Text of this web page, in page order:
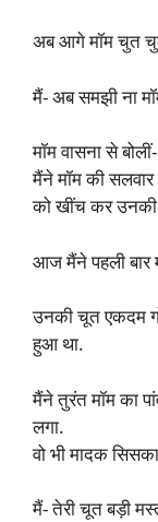
अब आगे मॉम चुत
मैं- अब समझी ना
मॉम वासना से
मैंने मॉम की
को खींच कर उनकी
आज मैंने पहली बार
उनकी चूत एकदम
हुआ था.
मैंने तुरंत मॉम का
लगा.
वो भी मादक
मैं- तेरी चूत बड़ी